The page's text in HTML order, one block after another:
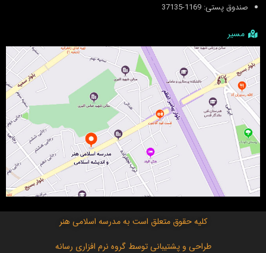
صندوق پستی: 1169-37135
مسیر
کلیه حقوق متعلق است بهمدرسه اسلامی هنر
طراحی و پشتیبانی توسطگروه نرم افزاری رسانه